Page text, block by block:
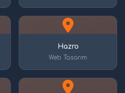
Hazro
Web Tasarım